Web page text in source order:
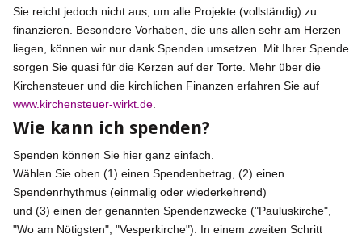
Sie reicht jedoch nicht aus, um alle Projekte (vollständig) zu
finanzieren. Besondere Vorhaben, die uns allen sehr am Herzen
liegen, können wir nur dank Spenden umsetzen. Mit Ihrer Spende
sorgen Sie quasi für die Kerzen auf der Torte. Mehr über die
Kirchensteuer und die kirchlichen Finanzen erfahren Sie auf
www.kirchensteuer-wirkt.de
Wie kann ich spenden?
Spenden können Sie hier ganz einfach.
Wählen Sie oben (1) einen Spendenbetrag, (2) einen
Spendenrhythmus (einmalig oder wiederkehrend)
und (3) einen der genannten Spendenzwecke ("Pauluskirche",
"Wo am Nötigsten", "Vesperkirche"). In einem zweiten Schritt